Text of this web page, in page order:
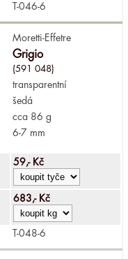
T-046-6
Moretti-Effetre
Grigio
(591 048)
transparentní
šedá
cca 86 g
6-7 mm
59,- Kč
683,- Kč
T-048-6